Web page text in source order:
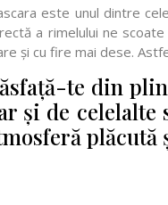
este unul dintre
a rimelului ne
și cu fire mai dese.
te din
și de
plăcută